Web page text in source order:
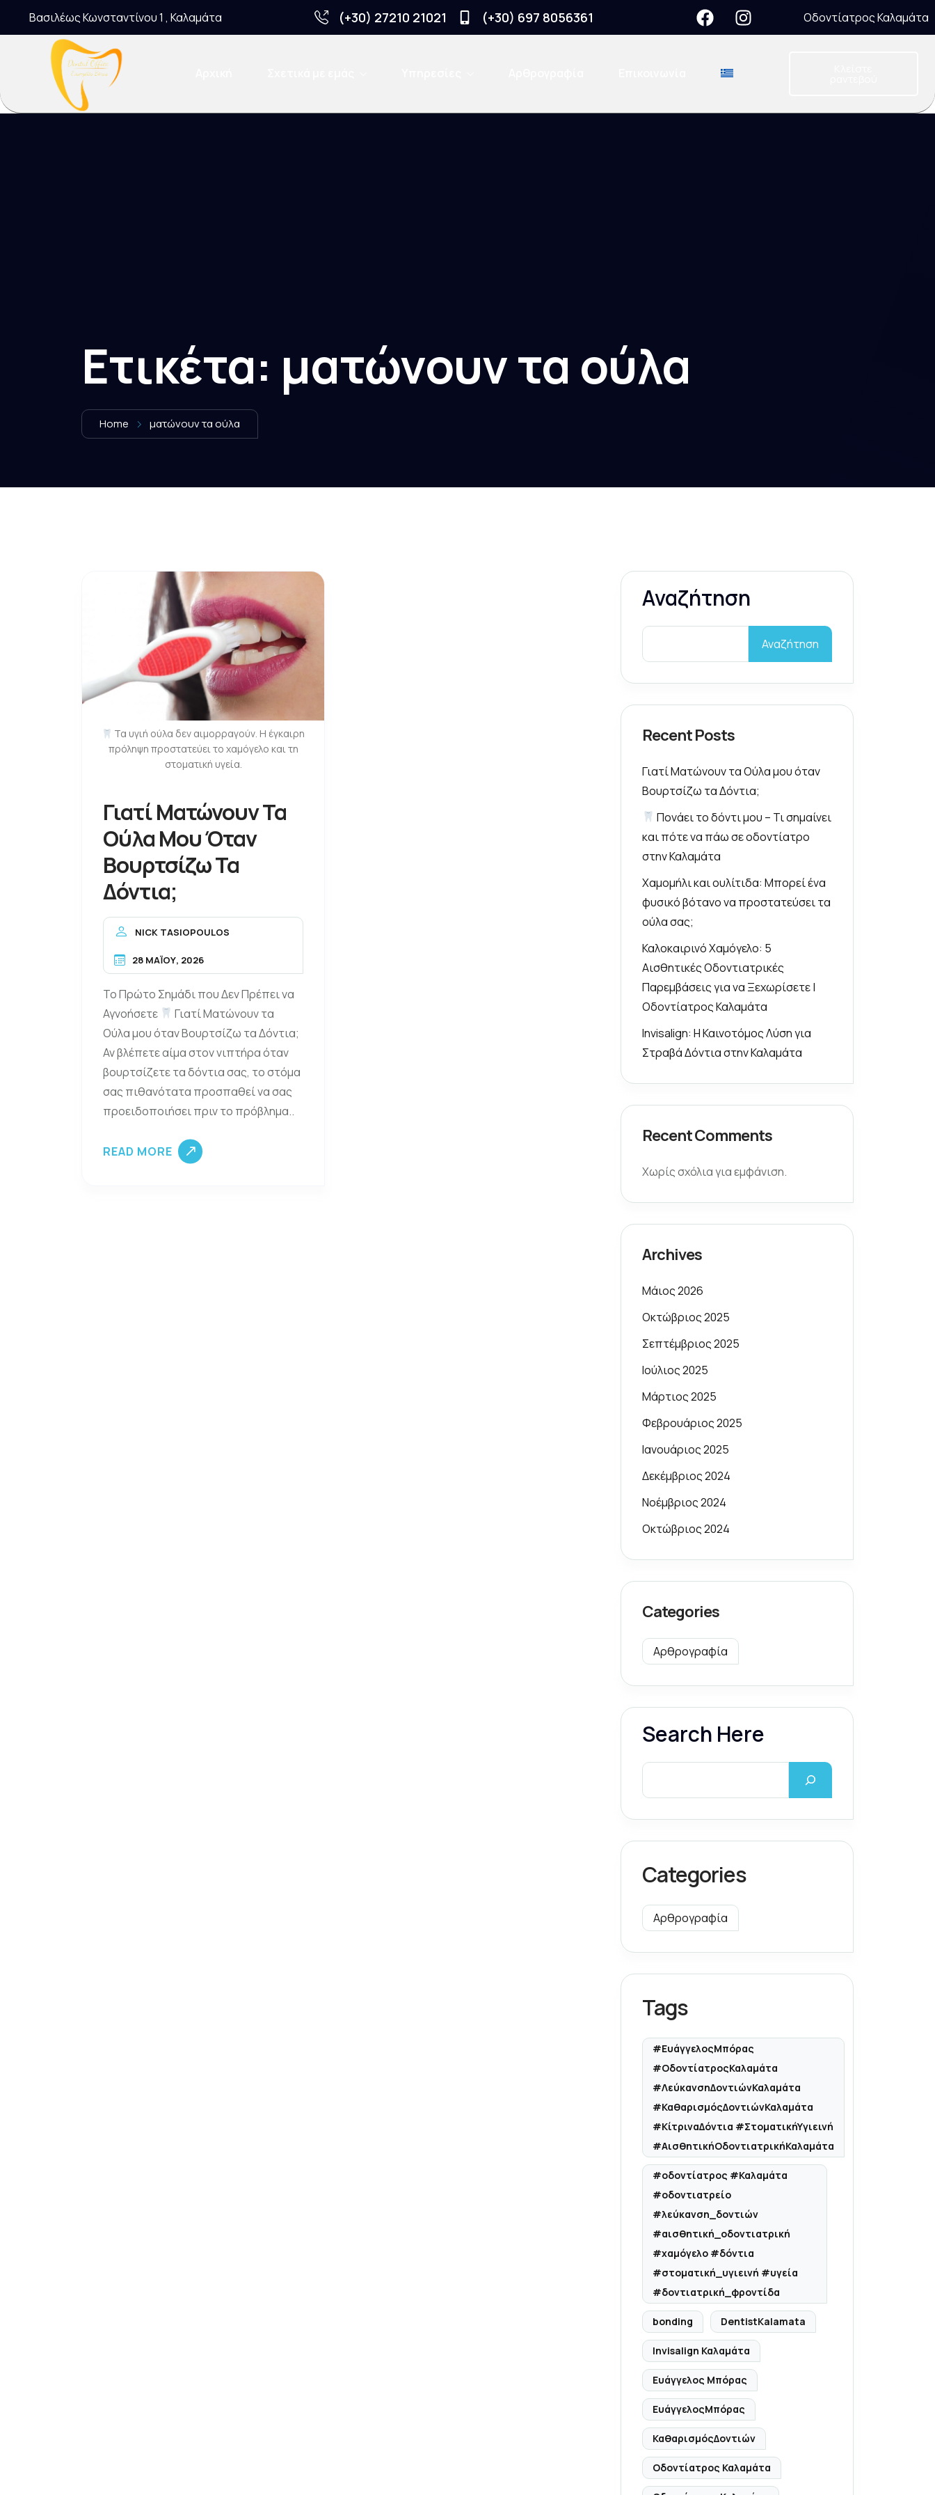
Βασιλέως Κωνσταντίνου 1 , Καλαμάτα (+30) 27210 21021 (+30) 697 8056361 Οδοντίατρος Καλαμάτα
Ετικέτα: ματώνουν τα ούλα
Home ματώνουν τα ούλα
Τα υγιή ούλα δεν αιμορραγούν. Η έγκαιρη
πρόληψη προστατεύει το χαμόγελο και τη
στοματική υγεία.
Γιατί Ματώνουν Τα
Ούλα Μου Όταν
Βουρτσίζω Τα
Δόντια;
NICK TASIOPOULOS
28 ΜΑΪ́ΟΥ, 2026
Το Πρώτο Σημάδι που Δεν Πρέπει να
Αγνοήσετε
Γιατί Ματώνουν τα
Ούλα μου όταν Βουρτσίζω τα Δόντια;
Αν βλέπετε αίμα στον νιπτήρα όταν
βουρτσίζετε τα δόντια σας, το στόμα
σας πιθανότατα προσπαθεί να σας
προειδοποιήσει πριν το πρόβλημα..
READ MORE
Αναζήτηση
Αναζήτηση
Recent Posts
Γιατί Ματώνουν τα Ούλα μου όταν
Βουρτσίζω τα Δόντια;
Πονάει το δόντι μου – Τι σημαίνει
και πότε να πάω σε οδοντίατρο
στην Καλαμάτα
Χαμομήλι και ουλίτιδα: Μπορεί ένα
φυσικό βότανο να προστατεύσει τα
ούλα σας;
Καλοκαιρινό Χαμόγελο: 5
Αισθητικές Οδοντιατρικές
Παρεμβάσεις για να Ξεχωρίσετε |
Οδοντίατρος Καλαμάτα
Invisalign: Η Καινοτόμος Λύση για
Στραβά Δόντια στην Καλαμάτα
Recent Comments
Χωρίς σχόλια για εμφάνιση.
Archives
Μάιος 2026
Οκτώβριος 2025
Σεπτέμβριος 2025
Ιούλιος 2025
Μάρτιος 2025
Φεβρουάριος 2025
Ιανουάριος 2025
Δεκέμβριος 2024
Νοέμβριος 2024
Οκτώβριος 2024
Categories
Αρθρογραφία
Search Here
Categories
Αρθρογραφία
Tags
#ΕυάγγελοςΜπόρας
#ΟδοντίατροςΚαλαμάτα
#ΛεύκανσηΔοντιώνΚαλαμάτα
#ΚαθαρισμόςΔοντιώνΚαλαμάτα
#ΚίτριναΔόντια #ΣτοματικήΥγιεινή
#ΑισθητικήΟδοντιατρικήΚαλαμάτα
#οδοντίατρος #Καλαμάτα
#οδοντιατρείο
#λεύκανση_δοντιών
#αισθητική_οδοντιατρική
#χαμόγελο #δόντια
#στοματική_υγιεινή #υγεία
#δοντιατρική_φροντίδα
bonding DentistKalamata
Invisalign Καλαμάτα
Ευάγγελος Μπόρας
ΕυάγγελοςΜπόρας
ΚαθαρισμόςΔοντιών
Οδοντίατρος Καλαμάτα